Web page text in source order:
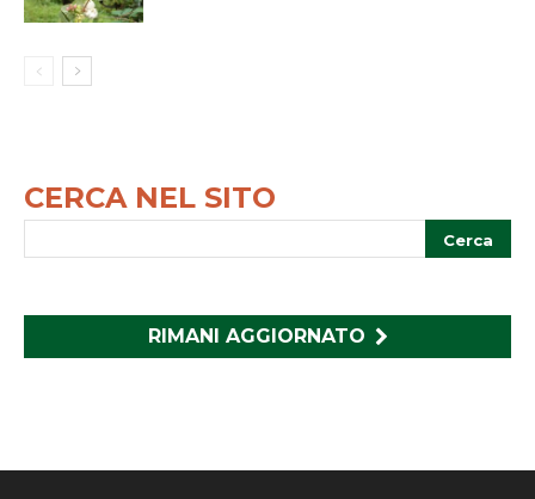
CERCA NEL SITO
RIMANI AGGIORNATO